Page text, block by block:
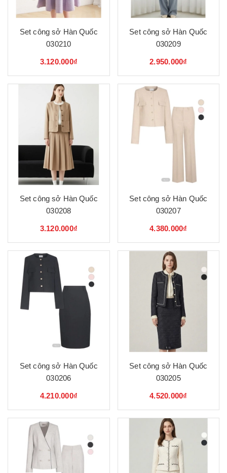
Set công sở Hàn Quốc
030210
3.120.000₫
Set công sở Hàn Quốc
030209
2.950.000₫
Set công sở Hàn Quốc
030208
3.120.000₫
Set công sở Hàn Quốc
030207
4.380.000₫
Set công sở Hàn Quốc
030206
4.210.000₫
Set công sở Hàn Quốc
030205
4.520.000₫